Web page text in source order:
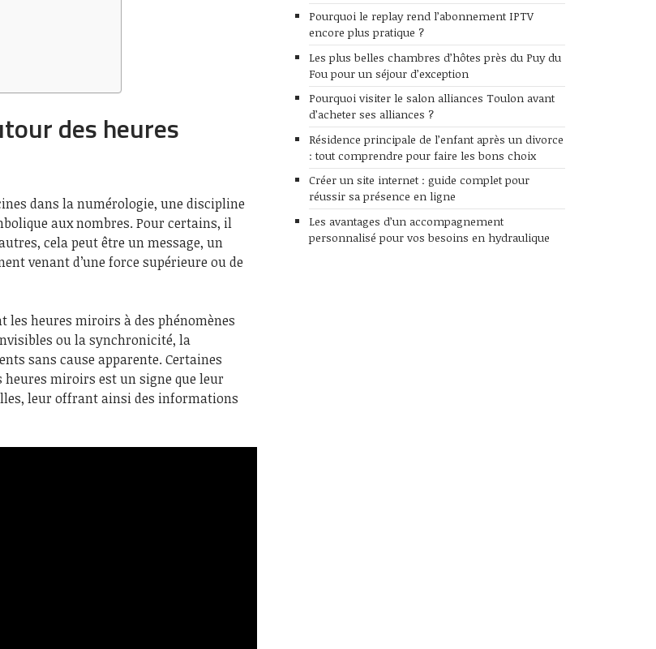
des heures
dans la numérologie, une discipline
aux nombres. Pour certains, il
cela peut être un message, un
venant d’une force supérieure ou de
les heures miroirs à des phénomènes
ou la synchronicité, la
sans cause apparente. Certaines
miroirs est un signe que leur
leur offrant ainsi des informations
Pourquoi le replay rend l’abonnement IPTV
encore plus pratique ?
Les plus belles chambres d’hôtes près du Puy du
Fou pour un séjour d’exception
Pourquoi visiter le salon alliances Toulon avant
d’acheter ses alliances ?
Résidence principale de l’enfant après un divorce
: tout comprendre pour faire les bons choix
Créer un site internet : guide complet pour
réussir sa présence en ligne
Les avantages d’un accompagnement
personnalisé pour vos besoins en hydraulique